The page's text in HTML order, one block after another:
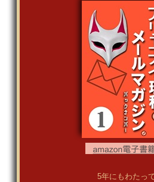
5年にもわたっ